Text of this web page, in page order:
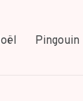
Pingouin